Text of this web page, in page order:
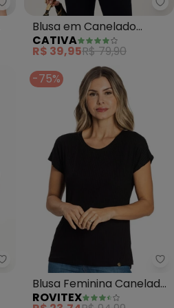
Rovitex - Blusa Feminina
Blusa em Canelado
(Preto)
CATIVA
R$ 39,95R$ 79,90
Cobertura - Blusa Sport
-75%
Blusa Feminina Canelada
Básica (Preto)
ROVITEX